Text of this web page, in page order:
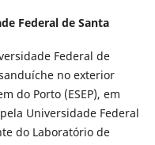
Federal de Santa
Federal de
no exterior
do Porto (ESEP), em
Universidade Federal
do Laboratório de